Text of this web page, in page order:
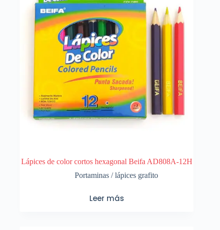
Lápices de color cortos hexagonal Beifa AD808A-12H
Portaminas / lápices grafito
Leer más